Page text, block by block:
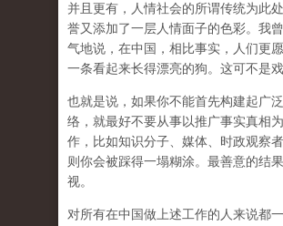
并且更有，人情社会的所谓传统为此
誉又添加了一层人情面子的色彩。我
气地说，在中国，相比事实，人们更
一条看起来长得漂亮的狗。这可不是戏
也就是说，如果你不能首先构建起广
络，就最好不要从事以推广事实真相
作，比如知识分子、媒体、时政观察
则你会被踩得一塌糊涂。最善意的结
视。
对所有在中国做上述工作的人来说都